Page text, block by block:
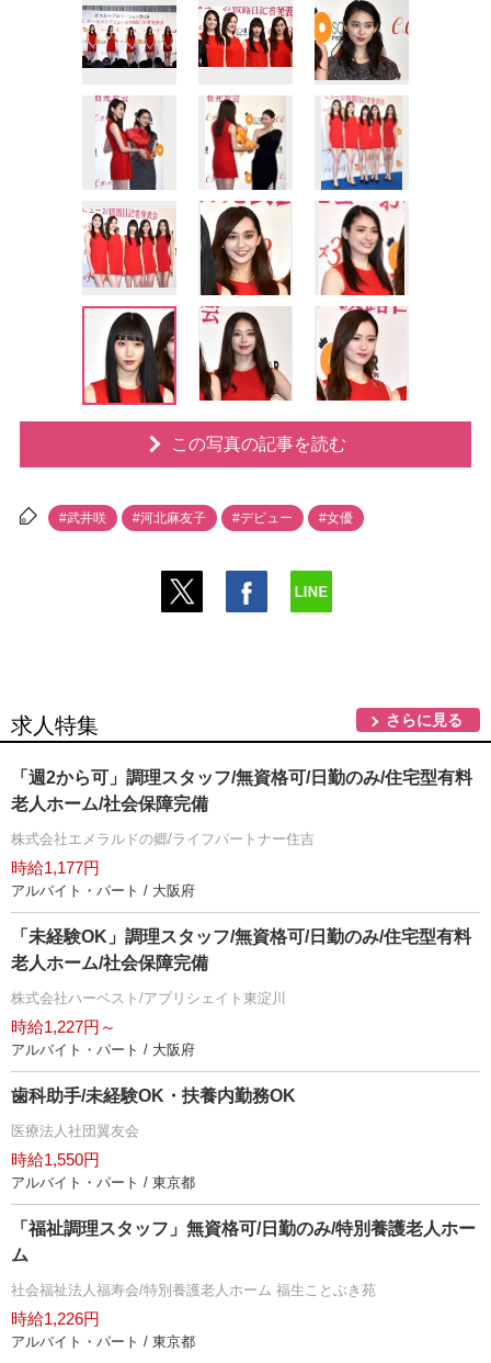
この写真の記事を読む
#武井咲 #河北麻友子 #デビュー #女優
求人特集 さらに見る
「週2から可」調理スタッフ/無資格可/日勤のみ/住宅型有料
老人ホーム/社会保障完備
株式会社エメラルドの郷/ライフパートナー住吉
時給1,177円
アルバイト・パート / 大阪府
「未経験OK」調理スタッフ/無資格可/日勤のみ/住宅型有料
老人ホーム/社会保障完備
株式会社ハーベスト/アプリシェイト東淀川
時給1,227円～
アルバイト・パート / 大阪府
歯科助手/未経験OK・扶養内勤務OK
医療法人社団翼友会
時給1,550円
アルバイト・パート / 東京都
「福祉調理スタッフ」無資格可/日勤のみ/特別養護老人ホー
ム
社会福祉法人福寿会/特別養護老人ホーム 福生ことぶき苑
時給1,226円
アルバイト・パート / 東京都